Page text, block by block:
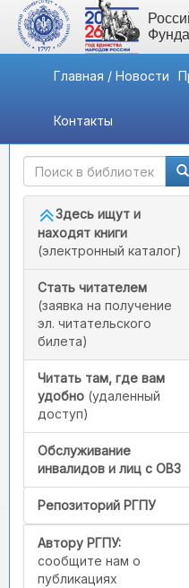
Главная / Новости
Контакты
Быстрый доступ
Здесь ищут и
находят книги
(электронный каталог)
Стать читателем
(заявка на получение
эл. читательского
билета)
Читать там, где вам
удобно (удаленный
доступ)
Обслуживание
инвалидов и лиц с ОВЗ
Репозиторий РГПУ
Автору РГПУ:
сообщите нам о
публикациях